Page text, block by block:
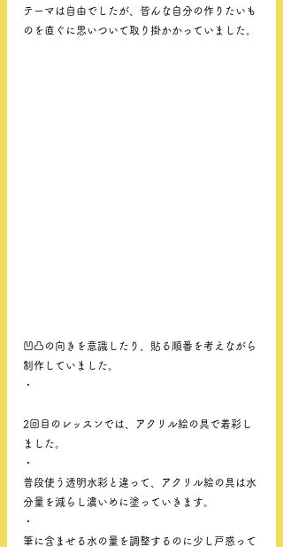
テーマは自由でしたが、皆んな自分の作りたいも
のを直ぐに思いついて取り掛かかっていました。
凹凸の向きを意識したり、貼る順番を考えながら
制作していました。
・
2回目のレッスンでは、アクリル絵の具で着彩し
ました。
・
普段使う透明水彩と違って、アクリル絵の具は水
分量を減らし濃いめに塗っていきます。
・
筆に含ませる水の量を調整するのに少し戸惑って